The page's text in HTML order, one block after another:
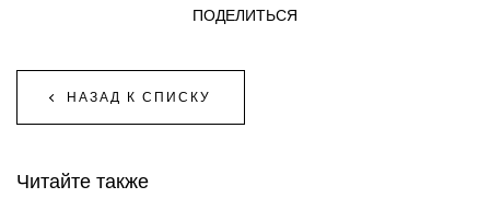
НАЗАД К СПИСКУ
ПОДЕЛИТЬСЯ
Читайте также